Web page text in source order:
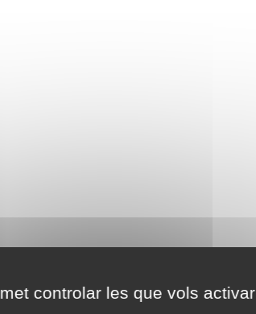
controlar les que vols activar